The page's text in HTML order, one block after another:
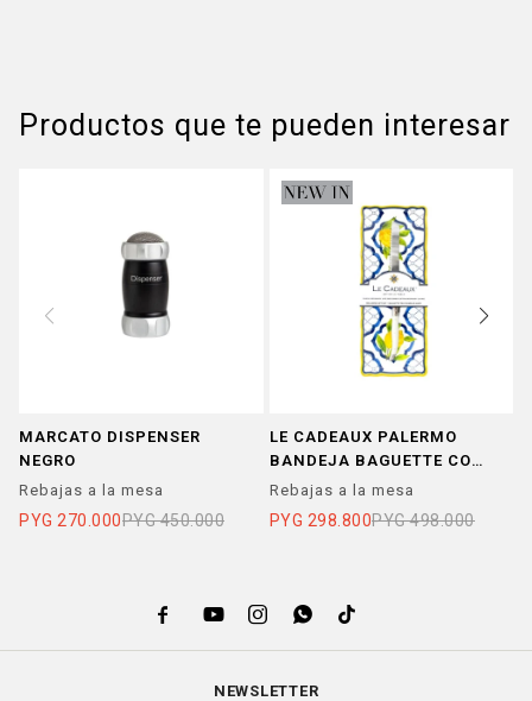
Productos que te pueden interesar
MARCATO DISPENSER
NEGRO
Rebajas a la mesa
PYG 270.000PYG 450.000
LE CADEAUX PALERMO
BANDEJA BAGUETTE CON
CUCHILLO
Rebajas a la mesa
PYG 298.800PYG 498.000
    
NEWSLETTER